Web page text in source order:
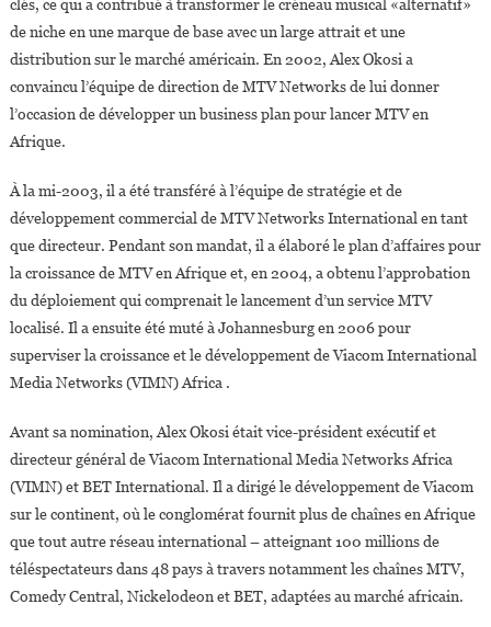
clés, ce qui a contribué à transformer le créneau musical «alternatif»
de niche en une marque de base avec un large attrait et une
distribution sur le marché américain. En 2002, Alex Okosi a
convaincu l’équipe de direction de MTV Networks de lui donner
l’occasion de développer un business plan pour lancer MTV en
Afrique.
À la mi-2003, il a été transféré à l’équipe de stratégie et de
développement commercial de MTV Networks International en tant
que directeur. Pendant son mandat, il a élaboré le plan d’affaires pour
la croissance de MTV en Afrique et, en 2004, a obtenu l’approbation
du déploiement qui comprenait le lancement d’un service MTV
localisé. Il a ensuite été muté à Johannesburg en 2006 pour
superviser la croissance et le développement de Viacom International
Media Networks (VIMN) Africa .
Avant sa nomination, Alex Okosi était vice-président exécutif et
directeur général de Viacom International Media Networks Africa
(VIMN) et BET International. Il a dirigé le développement de Viacom
sur le continent, où le conglomérat fournit plus de chaînes en Afrique
que tout autre réseau international – atteignant 100 millions de
téléspectateurs dans 48 pays à travers notamment les chaînes MTV,
Comedy Central, Nickelodeon et BET, adaptées au marché africain.